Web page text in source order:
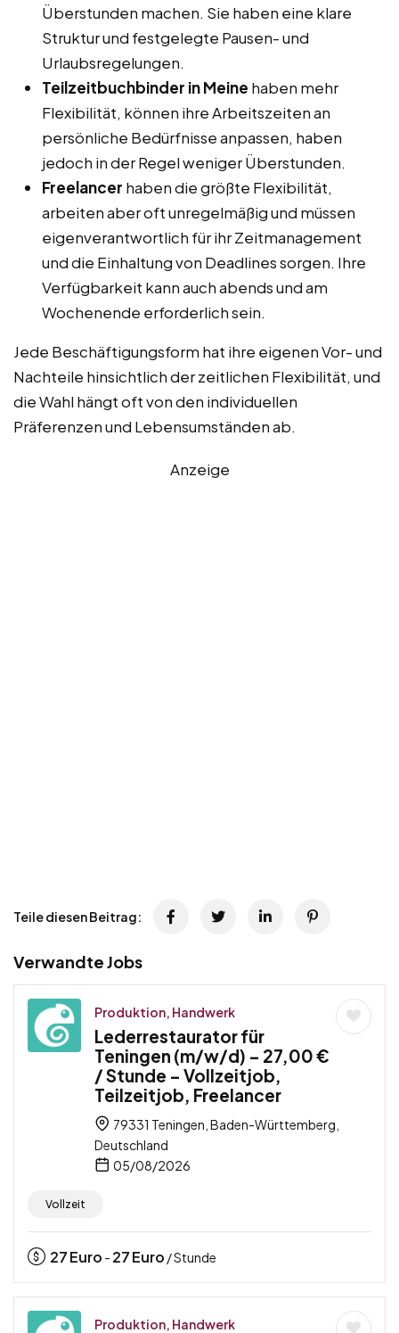
Überstunden machen. Sie haben eine klare
Struktur und festgelegte Pausen- und
Urlaubsregelungen.
Teilzeitbuchbinder in Meine haben mehr
Flexibilität, können ihre Arbeitszeiten an
persönliche Bedürfnisse anpassen, haben
jedoch in der Regel weniger Überstunden.
Freelancer haben die größte Flexibilität,
arbeiten aber oft unregelmäßig und müssen
eigenverantwortlich für ihr Zeitmanagement
und die Einhaltung von Deadlines sorgen. Ihre
Verfügbarkeit kann auch abends und am
Wochenende erforderlich sein.
Jede Beschäftigungsform hat ihre eigenen Vor- und
Nachteile hinsichtlich der zeitlichen Flexibilität, und
die Wahl hängt oft von den individuellen
Präferenzen und Lebensumständen ab.
Anzeige
Teile diesen Beitrag:
Verwandte Jobs
Produktion, Handwerk
Lederrestaurator für
Teningen (m/w/d) – 27,00 €
/ Stunde – Vollzeitjob,
Teilzeitjob, Freelancer
79331 Teningen, Baden-Württemberg,
Deutschland
05/08/2026
Vollzeit
27Euro - 27Euro / Stunde
Produktion, Handwerk